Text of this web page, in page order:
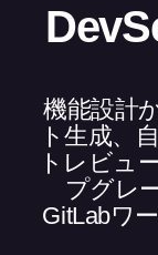
機能設計
ト生成、
トレビュ
プグレ
GitLabワ